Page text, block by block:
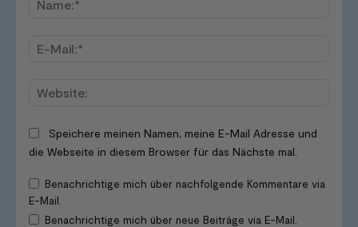
Speichere meinen Namen, meine E-Mail Adresse und
die Webseite in diesem Browser für das Nächste mal.
Benachrichtige mich über nachfolgende Kommentare via
E-Mail.
Benachrichtige mich über neue Beiträge via E-Mail.